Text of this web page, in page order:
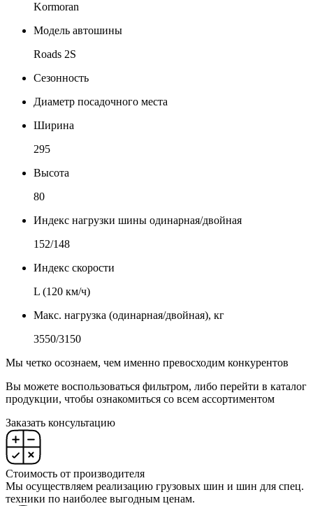
Kormoran
Модель автошины
Roads 2S
Сезонность
Диаметр посадочного места
Ширина
295
Высота
80
Индекс нагрузки шины одинарная/двойная
152/148
Индекс скорости
L (120 км/ч)
Макс. нагрузка (одинарная/двойная), кг
3550/3150
Мы четко осознаем, чем именно превосходим конкурентов
Вы можете воспользоваться фильтром, либо перейти в каталог
продукции, чтобы ознакомиться со всем ассортиментом
Заказать консультацию
Стоимость от производителя
Мы осуществляем реализацию грузовых шин и шин для спец.
техники по наиболее выгодным ценам.